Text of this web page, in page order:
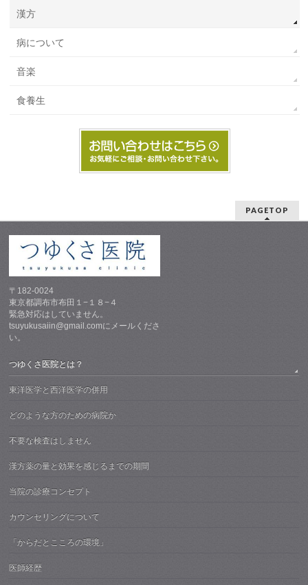
漢方
病について
音楽
食養生
PAGETOP
〒182-0024
東京都調布市布田１−１８−４
緊急対応はしていません。
tsuyukusaiin@gmail.comにメールくださ
い。
つゆくさ医院とは？
東洋医学と西洋医学の併用
どのような方のための病院か
不要な検査はしません
漢方薬の量と効果を感じるまでの期間
当院の診療コンセプト
カウンセリングについて
「からだとこころの環境」
医師経歴